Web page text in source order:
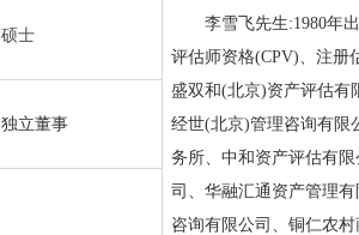
硕士
李雪飞先生:1980年
评估师资格(CPV)、注册
盛双和(北京)资产评估有
经世(北京)管理咨询有限
务所、中和资产评估有
司、华融汇通资产管理
咨询有限公司、铜仁农
独立董事